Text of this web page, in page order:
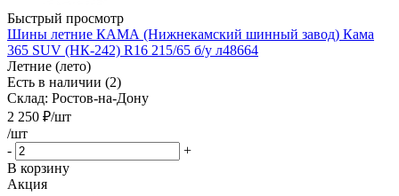
Быстрый просмотр
Шины летние КАМА (Нижнекамский шинный завод) Кама
365 SUV (НК-242) R16 215/65 б/у л48664
Летние (лето)
Есть в наличии (2)
Склад: Ростов-на-Дону
2 250 ₽/шт
/шт
-
+
В корзину
Акция